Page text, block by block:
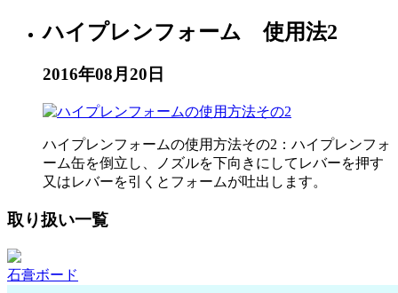
ハイプレンフォーム 使用法2
2016年08月20日
ハイプレンフォームの使用方法その2：ハイプレンフォ
ーム缶を倒立し、ノズルを下向きにしてレバーを押す
又はレバーを引くとフォームが吐出します。
取り扱い一覧
石膏ボード